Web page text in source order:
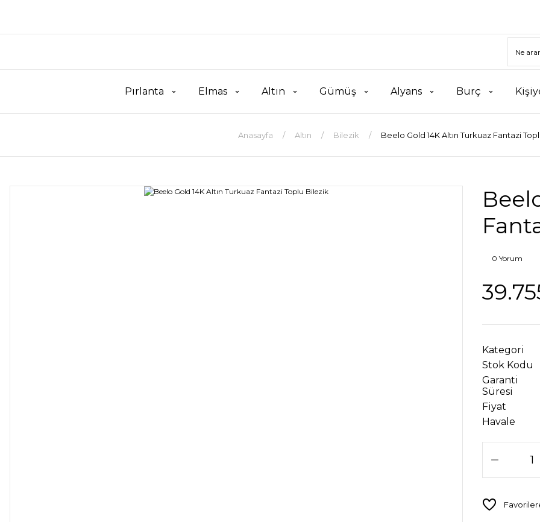
Pırlanta Elmas Altın Gümüş Alyans Burç
Anasayfa Altın Bilezik Beelo Gold 14K Altın Turkuaz Fantazi
0 Yorum
Kategori
Stok Kodu
Garanti
Süresi
Fiyat
Havale